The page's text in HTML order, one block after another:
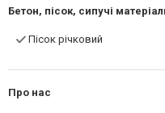
Бетон, пісок, сипучі
Пісок річковий
Про нас